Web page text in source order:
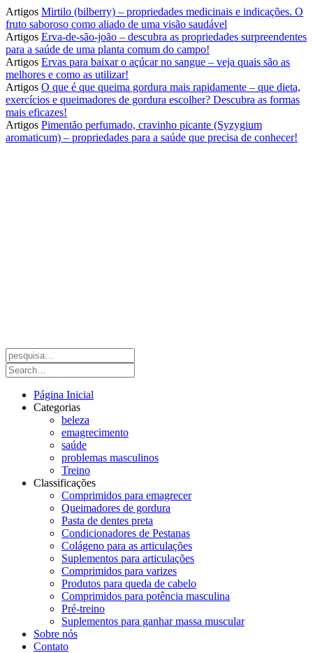
Artigos Mirtilo (bilberry) – propriedades medicinais e indicações. O
fruto saboroso como aliado de uma visão saudável
Artigos Erva-de-são-joão – descubra as propriedades surpreendentes
para a saúde de uma planta comum do campo!
Artigos Ervas para baixar o açúcar no sangue – veja quais são as
melhores e como as utilizar!
Artigos O que é que queima gordura mais rapidamente – que dieta,
exercícios e queimadores de gordura escolher? Descubra as formas
mais eficazes!
Artigos Pimentão perfumado, cravinho picante (Syzygium
aromaticum) – propriedades para a saúde que precisa de conhecer!
Página Inicial
Categorias
beleza
emagrecimento
saúde
problemas masculinos
Treino
Classificações
Comprimidos para emagrecer
Queimadores de gordura
Pasta de dentes preta
Condicionadores de Pestanas
Colágeno para as articulações
Suplementos para articulações
Comprimidos para varizes
Produtos para queda de cabelo
Comprimidos para potência masculina
Pré-treino
Suplementos para ganhar massa muscular
Sobre nós
Contato